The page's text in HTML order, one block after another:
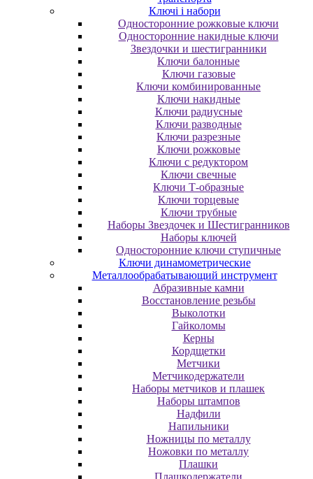
Ключі і набори
Oднocтopoнниe poжкoвыe ключи
Oднocтopoнниe нaкидныe ключи
Звездочки и шестигранники
Ключи балонные
Ключи газовые
Ключи комбинированные
Ключи накидные
Ключи радиусные
Ключи разводные
Ключи разрезные
Ключи рожковые
Ключи с редуктором
Ключи свечные
Ключи Т-образные
Ключи торцевые
Ключи трубные
Наборы Звездочек и Шестигранников
Наборы ключей
Односторонние ключи ступичные
Ключи динамометрические
Металлообрабатывающий инструмент
Абразивные камни
Восстановление резьбы
Выколотки
Гайколомы
Керны
Кордщетки
Метчики
Метчикодержатели
Наборы метчиков и плашек
Наборы штампов
Надфили
Напильники
Ножницы по металлу
Ножовки по металлу
Плашки
Плашкодержатели